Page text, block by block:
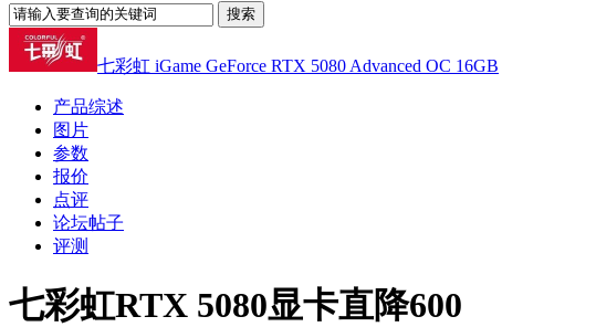
七彩虹 iGame GeForce RTX 5080 Advanced OC 16GB
产品综述
图片
参数
报价
点评
论坛帖子
评测
七彩虹RTX 5080显卡直降600